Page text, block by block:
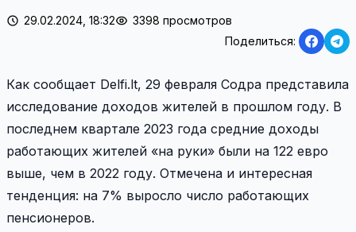
29.02.2024, 18:32
3398 просмотров
Поделиться:
Как сообщает Delfi.lt, 29 февраля Содра представила
исследование доходов жителей в прошлом году. В
последнем квартале 2023 года средние доходы
работающих жителей «на руки» были на 122 евро
выше, чем в 2022 году. Отмечена и интересная
тенденция: на 7% выросло число работающих
пенсионеров.